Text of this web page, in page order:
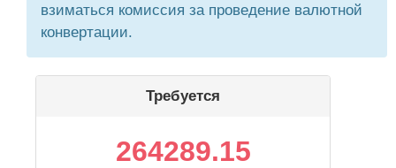
взиматься комиссия за проведение валютной
конвертации.
Требуется
264289.15